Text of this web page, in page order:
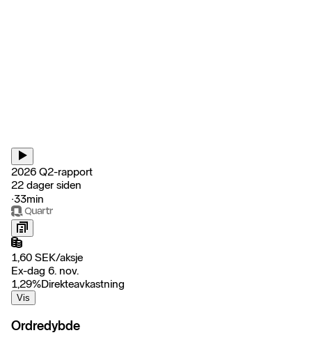
2026 Q2-rapport
22 dager siden
‧33min
1,60 SEK/aksje
Ex-dag 6. nov.
1,29%Direkteavkastning
Vis
Ordredybde